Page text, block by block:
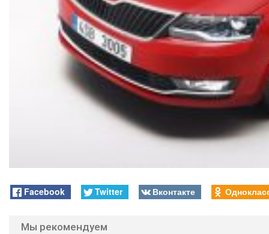
Facebook Twitter Вконтакте
Мы рекомендуем